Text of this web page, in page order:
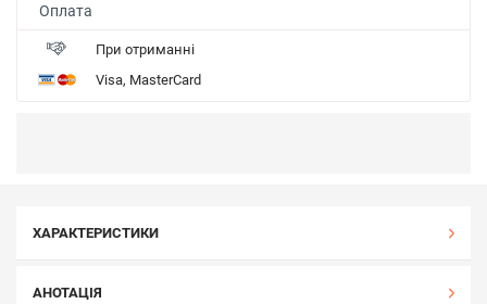
Оплата
При отриманні
Visa, MasterCard
ХАРАКТЕРИСТИКИ
АНОТАЦІЯ